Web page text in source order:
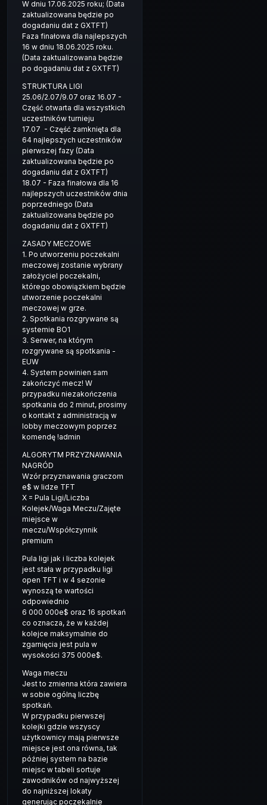
W dniu 17.06.2025 roku; (Data
zaktualizowana będzie po
dogadaniu dat z GXTFT)
Faza finałowa dla najlepszych
16 w dniu 18.06.2025 roku.
(Data zaktualizowana będzie
po dogadaniu dat z GXTFT)
STRUKTURA LIGI
25.06/2.07/9.07 oraz 16.07 -
Część otwarta dla wszystkich
uczestników turnieju
17.07 - Część zamknięta dla
64 najlepszych uczestników
pierwszej fazy (Data
zaktualizowana będzie po
dogadaniu dat z GXTFT)
18.07 - Faza finałowa dla 16
najlepszych uczestników dnia
poprzedniego (Data
zaktualizowana będzie po
dogadaniu dat z GXTFT)
ZASADY MECZOWE
1. Po utworzeniu poczekalni
meczowej zostanie wybrany
założyciel poczekalni,
którego obowiązkiem będzie
utworzenie poczekalni
meczowej w grze.
2. Spotkania rozgrywane są
systemie BO1
3. Serwer, na którym
rozgrywane są spotkania -
EUW
4. System powinien sam
zakończyć mecz! W
przypadku niezakończenia
spotkania do 2 minut, prosimy
o kontakt z administracją w
lobby meczowym poprzez
komendę !admin
ALGORYTM PRZYZNAWANIA
NAGRÓD
Wzór przyznawania graczom
e$ w lidze TFT
X = Pula Ligi/Liczba
Kolejek/Waga Meczu/Zajęte
miejsce w
meczu/Współczynnik
premium
Pula ligi jak i liczba kolejek
jest stała w przypadku ligi
open TFT i w 4 sezonie
wynoszą te wartości
odpowiednio
6 000 000e$ oraz 16 spotkań
co oznacza, że w każdej
kolejce maksymalnie do
zgarnięcia jest pula w
wysokości 375 000e$.
Waga meczu
Jest to zmienna która zawiera
w sobie ogólną liczbę
spotkań.
W przypadku pierwszej
kolejki gdzie wszyscy
użytkownicy mają pierwsze
miejsce jest ona równa, tak
później system na bazie
miejsc w tabeli sortuje
zawodników od najwyższej
do najniższej lokaty
generując poczekalnie